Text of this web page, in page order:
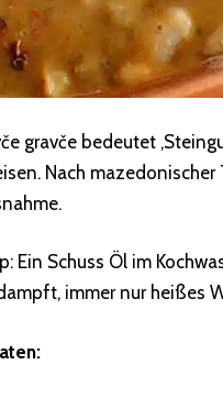
gravče bedeutet
Nach
Ein Schuss Öl im
immer nur heißes